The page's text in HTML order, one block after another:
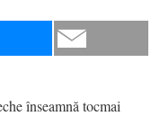
înseamnă tocmai